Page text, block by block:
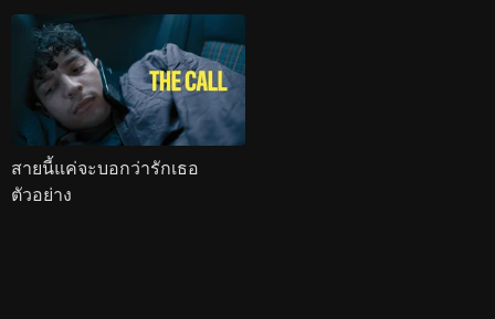
สายนี้แค่จะบอกว่ารักเธอ
ตัวอย่าง